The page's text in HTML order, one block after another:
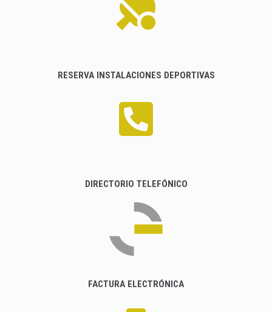
RESERVA INSTALACIONES DEPORTIVAS
DIRECTORIO TELEFÓNICO
FACTURA ELECTRÓNICA